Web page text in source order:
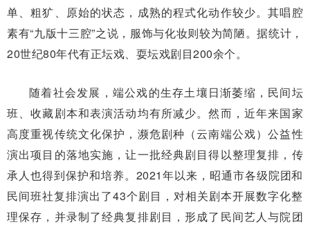
单、粗犷、原始的状态，成熟的程式化动作较少。其唱腔
素有“九版十三腔”之说，服饰与化妆则较为简陋。据统计，
20世纪80年代有正坛戏、耍坛戏剧目200余个。
随着社会发展，端公戏的生存土壤日渐萎缩，民间坛
班、收藏剧本和表演活动均有所减少。然而，近年来国家
高度重视传统文化保护，濒危剧种（云南端公戏）公益性
演出项目的落地实施，让一批经典剧目得以整理复排，传
承人也得到保护和培养。2021年以来，昭通市各级院团和
民间班社复排演出了43个剧目，对相关剧本开展数字化整
理保存，并录制了经典复排剧目，形成了民间艺人与院团